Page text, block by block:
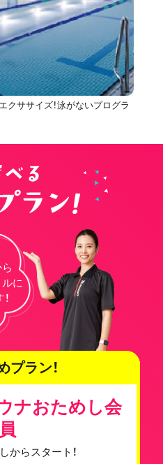
クササイズ！泳がないプログラ
に
プラン！
ナおためし会
員
からスタート！